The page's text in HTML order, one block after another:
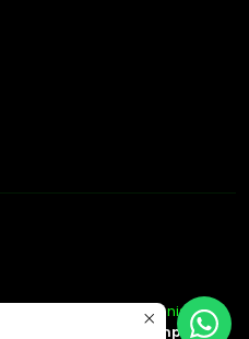
Especialista en Tenis.
Desarrollado por Jumpseller